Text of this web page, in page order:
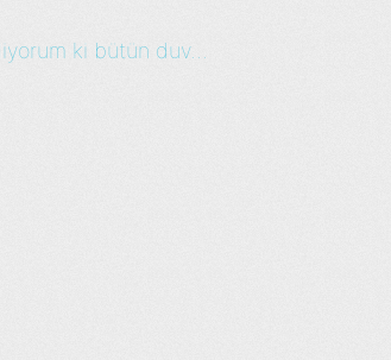
ki bütün duv...